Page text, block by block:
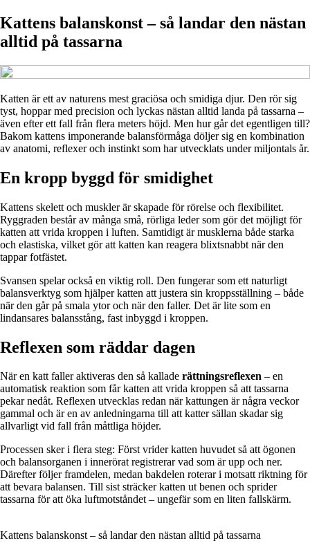
Kattens balanskonst – så landar den nästan
alltid på tassarna
Katten är ett av naturens mest graciösa och smidiga djur. Den rör sig
tyst, hoppar med precision och lyckas nästan alltid landa på tassarna –
även efter ett fall från flera meters höjd. Men hur går det egentligen till?
Bakom kattens imponerande balansförmåga döljer sig en kombination
av anatomi, reflexer och instinkt som har utvecklats under miljontals år.
En kropp byggd för smidighet
Kattens skelett och muskler är skapade för rörelse och flexibilitet.
Ryggraden består av många små, rörliga leder som gör det möjligt för
katten att vrida kroppen i luften. Samtidigt är musklerna både starka
och elastiska, vilket gör att katten kan reagera blixtsnabbt när den
tappar fotfästet.
Svansen spelar också en viktig roll. Den fungerar som ett naturligt
balansverktyg som hjälper katten att justera sin kroppsställning – både
när den går på smala ytor och när den faller. Det är lite som en
lindansares balansstång, fast inbyggd i kroppen.
Reflexen som räddar dagen
När en katt faller aktiveras den så kallade rättningsreflexen – en
automatisk reaktion som får katten att vrida kroppen så att tassarna
pekar nedåt. Reflexen utvecklas redan när kattungen är några veckor
gammal och är en av anledningarna till att katter sällan skadar sig
allvarligt vid fall från måttliga höjder.
Processen sker i flera steg: Först vrider katten huvudet så att ögonen
och balansorganen i innerörat registrerar vad som är upp och ner.
Därefter följer framdelen, medan bakdelen roterar i motsatt riktning för
att bevara balansen. Till sist sträcker katten ut benen och sprider
tassarna för att öka luftmotståndet – ungefär som en liten fallskärm.
Kattens balanskonst – så landar den nästan alltid på tassarna